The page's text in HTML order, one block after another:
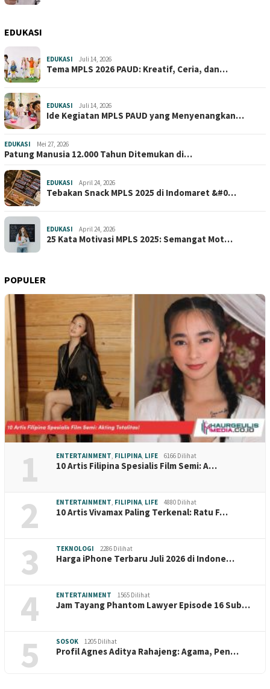
EDUKASI
EDUKASI Juli 14, 2026
Tema MPLS 2026 PAUD: Kreatif, Ceria, dan…
EDUKASI Juli 14, 2026
Ide Kegiatan MPLS PAUD yang Menyenangkan…
EDUKASI Mei 27, 2026
Patung Manusia 12.000 Tahun Ditemukan di…
EDUKASI April 24, 2026
Tebakan Snack MPLS 2025 di Indomaret &#0…
EDUKASI April 24, 2026
25 Kata Motivasi MPLS 2025: Semangat Mot…
POPULER
1 ENTERTAINMENT FILIPINA LIFE 6166 Dilihat
10 Artis Filipina Spesialis Film Semi: A…
2 ENTERTAINMENT FILIPINA LIFE 4880 Dilihat
10 Artis Vivamax Paling Terkenal: Ratu F…
3 TEKNOLOGI 2286 Dilihat
Harga iPhone Terbaru Juli 2026 di Indone…
4 ENTERTAINMENT 1565 Dilihat
Jam Tayang Phantom Lawyer Episode 16 Sub…
5 SOSOK 1205 Dilihat
Profil Agnes Aditya Rahajeng: Agama, Pen…